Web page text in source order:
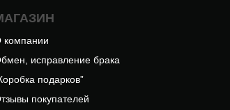
компании
исправление брака
подарков”
покупателей